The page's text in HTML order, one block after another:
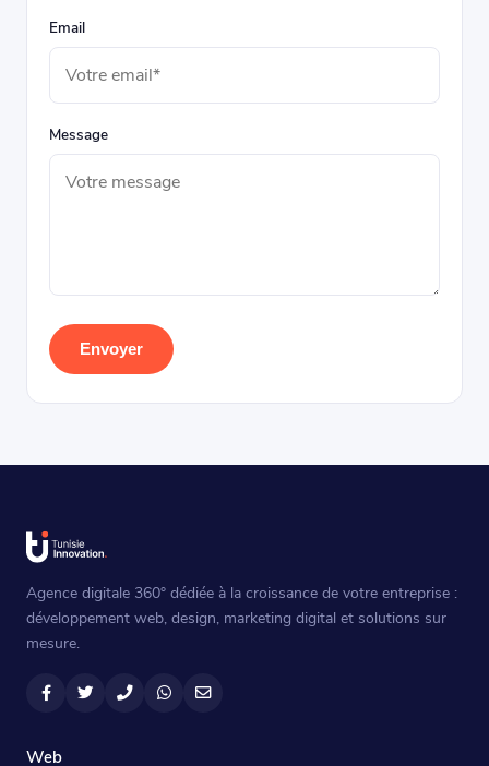
Email
Message
Envoyer
Agence digitale 360° dédiée à la croissance de votre entreprise :
développement web, design, marketing digital et solutions sur
mesure.
FacebookTwitterTéléphoneWhatsApp
Email
Web